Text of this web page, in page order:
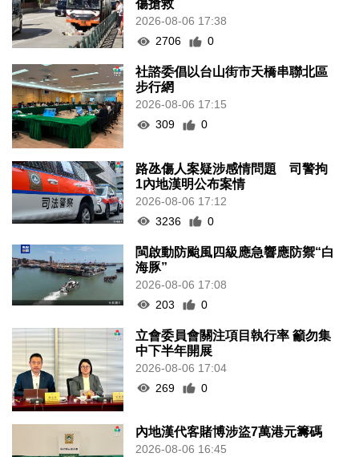
傷搶救
2026-08-06 17:38
2706
0
社諮委倡以台山街市天橋串聯北區
步行網
2026-08-06 17:15
309
0
路氹傷人案疑涉感情問題 司警拘
1內地漢明公布案情
2026-08-06 17:12
3236
0
閩啟動防颱風四級應急響應防禦“白
海豚”
2026-08-06 17:08
203
0
立會委員會關注項目執行率 籲勿集
中下半年開展
2026-08-06 17:04
269
0
內地漢代客賭博涉盜7萬港元籌碼
2026-08-06 16:45